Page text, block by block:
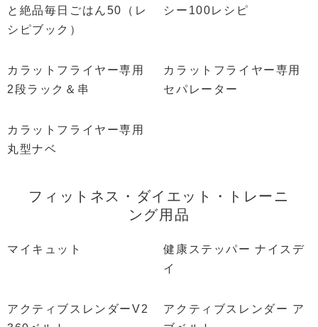
と絶品毎日ごはん50（レ
シピブック）
シー100レシピ
カラットフライヤー専用
2段ラック＆串
カラットフライヤー専用
セパレーター
カラットフライヤー専用
丸型ナベ
フィットネス・ダイエット・トレーニ
ング用品
マイキュット
健康ステッパー ナイスデ
イ
アクティブスレンダーV2
アクティブスレンダー ア